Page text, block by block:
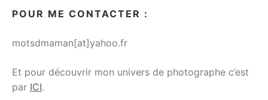
POUR ME CONTACTER :
motsdmaman[at]yahoo.fr
Et pour découvrir mon univers de photographe c’est
par ICI.